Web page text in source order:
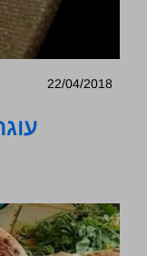
22/04/2018